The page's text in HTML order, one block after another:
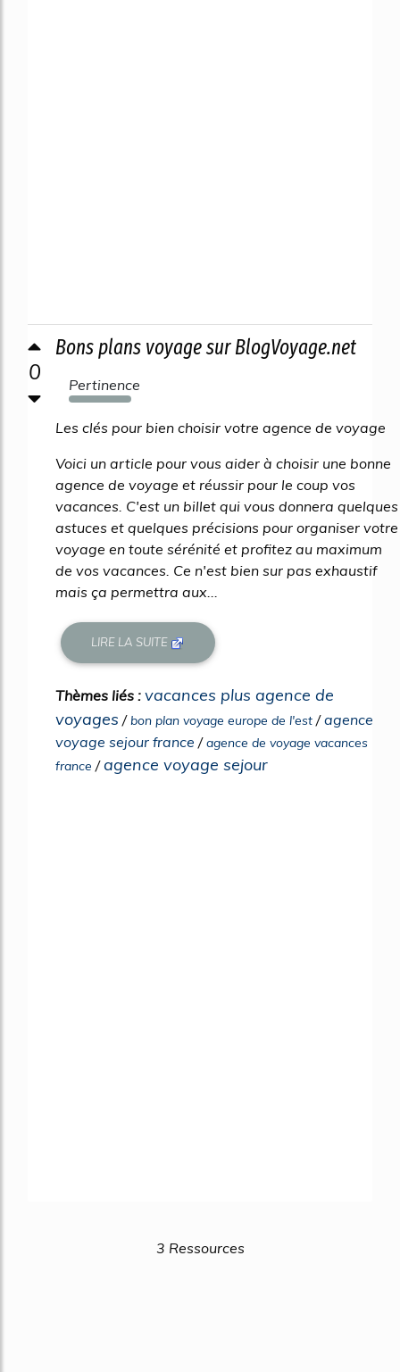
0
Bons plans voyage sur BlogVoyage.net
Pertinence
331%
Les clés pour bien choisir votre agence de voyage
Voici un article pour vous aider à choisir une bonne
agence de voyage et réussir pour le coup vos
vacances. C'est un billet qui vous donnera quelques
astuces et quelques précisions pour organiser votre
voyage en toute sérénité et profitez au maximum
de vos vacances. Ce n'est bien sur pas exhaustif
mais ça permettra aux...
LIRE LA SUITE
Thèmes liés : vacances plus agence de
voyages /bon plan voyage europe de l'est /agence
voyage sejour france /agence de voyage vacances
france /agence voyage sejour
3 Ressources